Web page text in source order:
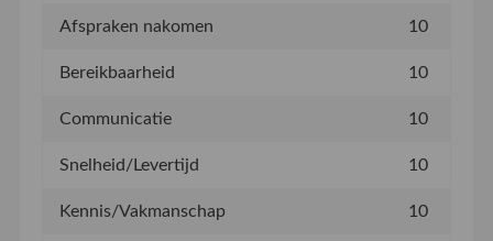
Afspraken nakomen 10
Bereikbaarheid 10
Communicatie 10
Snelheid/Levertijd 10
Kennis/Vakmanschap 10